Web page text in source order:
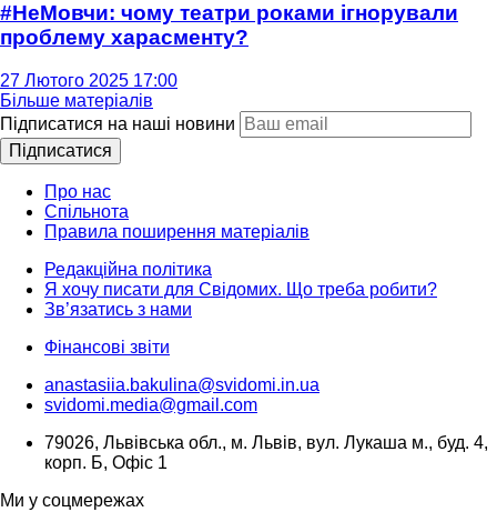
#НеМовчи: чому театри роками ігнорували
проблему харасменту?
27 Лютого 2025 17:00
Більше матеріалів
Підписатися на наші новини
Підписатися
Про нас
Спільнота
Правила поширення матеріалів
Редакційна політика
Я хочу писати для Свідомих. Що треба робити?
Зв’язатись з нами
Фінансові звіти
anastasiia.bakulina@svidomi.in.ua
svidomi.media@gmail.com
79026, Львівська обл., м. Львів, вул. Лукаша м., буд. 4,
корп. Б, Офіс 1
Ми у соцмережах